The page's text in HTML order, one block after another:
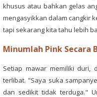
khusus atau bahkan gelas
mengasyikkan dalam cangkir
tapi sekarang kita tahu lebih
Minumlah Pink Secara
Setiap mawar memiliki
terlibat. "Saya suka
dan sedikit tidak terduga."